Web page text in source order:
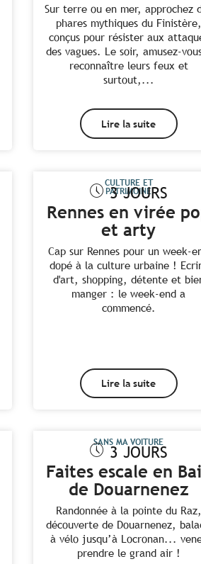
Sur terre ou en mer, approchez
phares mythiques du Finistère,
conçus pour résister aux
des vagues. Le soir, amusez-
reconnaître leurs feux et
surtout,...
Lire la suite
CULTURE ET
PATRIMOINE
3 JOURS
Rennes en virée
et arty
Cap sur Rennes pour un week-
dopé à la culture urbaine !
d'art, shopping, détente et
manger : le week-end a
commencé.
Lire la suite
SANS MA VOITURE
3 JOURS
Faites escale en
de Douarnenez
Randonnée à la pointe du Raz,
découverte de Douarnenez,
à vélo jusqu’à Locronan...
prendre le grand air !